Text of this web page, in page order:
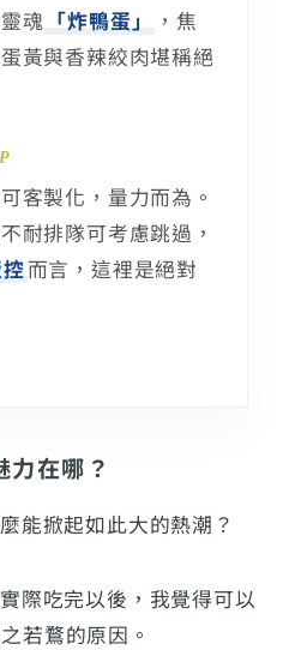
魂 「炸鴨蛋」
，焦
黃與香辣絞肉堪稱絕
客製化，量力而為。
耐排隊可考慮跳過，
而言，這裡是絕對
在哪？
能掀起如此大的熱潮？
際吃完以後，我覺得可以
若鶩的原因。